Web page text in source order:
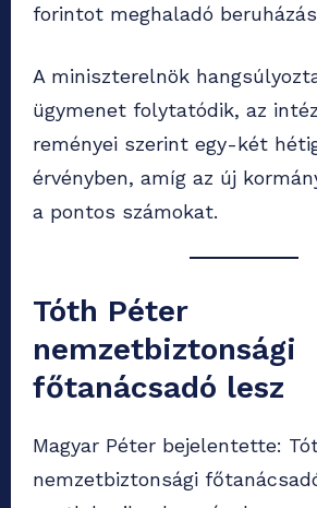
forintot meghaladó
A miniszterelnök
ügymenet folytatódik, az
reményei szerint egy-két
érvényben, amíg az új
a pontos számokat.
Tóth Péter
nemzetbiztonsági
főtanácsadó lesz
Magyar Péter bejelentette:
nemzetbiztonsági